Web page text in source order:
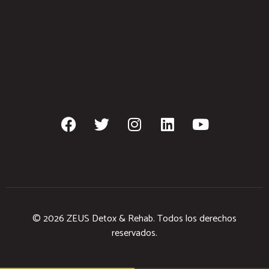
© 2026 ZEUS Detox & Rehab. Todos los derechos
reservados.